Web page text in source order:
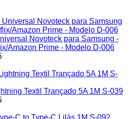
Novoteck para Samsung -
Amazon Prime - Modelo D-006
Textil Trançado 5A 1M S-039